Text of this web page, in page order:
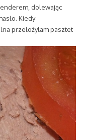
dolewając
Kiedy
przełożyłam pasztet